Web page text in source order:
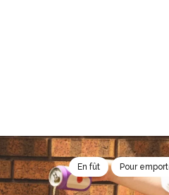
En fût Pour